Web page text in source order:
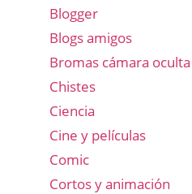
Blogger
Blogs amigos
Bromas cámara oculta
Chistes
Ciencia
Cine y películas
Comic
Cortos y animación